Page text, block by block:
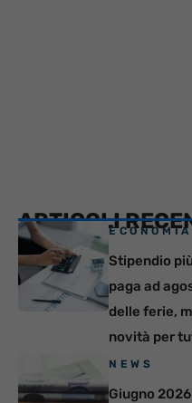
ARTICOLIECONOMIA
Stipendio
paga ad
delle ferie,
novità per
NEWS
Giugno